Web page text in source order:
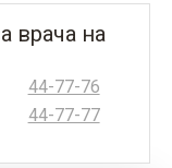
врача на
44-77-76
44-77-77